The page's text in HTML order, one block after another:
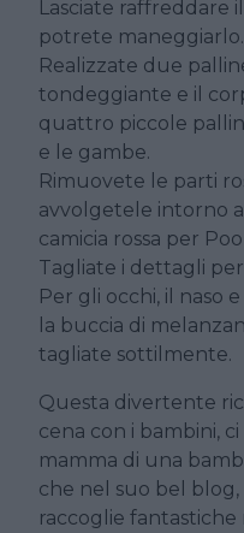
Lasciate raffreddare
potrete maneggiarlo.
Realizzate due
tondeggiante e il
quattro piccole
e le gambe.
Rimuovete le parti
avvolgetele intorno
camicia rossa per
Tagliate i dettagli per
Per gli occhi, il naso
la buccia di
tagliate sottilmente.
Questa divertente
cena con i bambini,
mamma di una
che nel suo bel blog,
raccoglie